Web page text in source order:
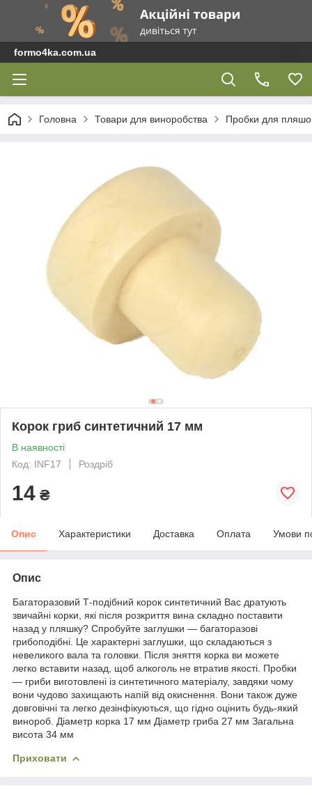
formo4ka.com.ua
Головна Товари для виноробства Пробки для пляшок
Корок гриб синтетичний 17 мм
В наявності
Код: INF17
Роздріб
14 ₴
Опис Характеристики Доставка Оплата Умови
Опис
Багаторазовий Т-подібний корок синтетичний Вас дратують
звичайні корки, які після розкриття вина складно поставити
назад у пляшку? Спробуйте заглушки — багаторазові
грибоподібні. Це характерні заглушки, що складаються з
невеликого вала та головки. Після зняття корка ви можете
легко вставити назад, щоб алкоголь не втратив якості. Пробки
— гриби виготовлені із синтетичного матеріалу, завдяки чому
вони чудово захищають напій від окиснення. Вони також дуже
довговічні та легко дезінфікуються, що гідно оцінить будь-який
винороб. Діаметр корка 17 мм Діаметр гриба 27 мм Загальна
висота 34 мм
Приховати